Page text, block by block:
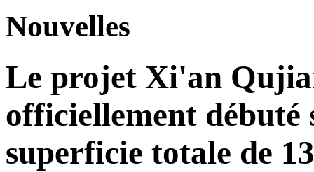
Nouvelles
Le projet Xi'an
officiellement débuté
superficie totale de